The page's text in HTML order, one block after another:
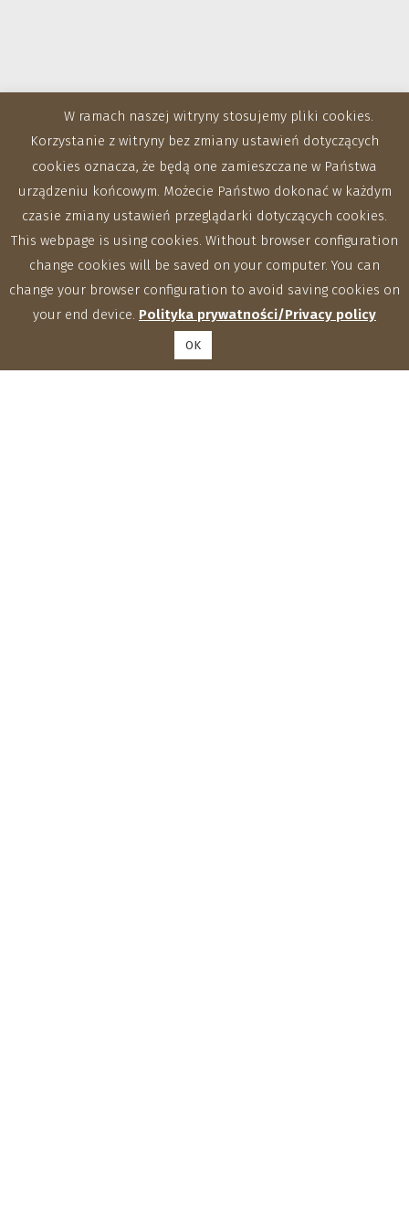
W ramach naszej witryny stosujemy pliki cookies.
Korzystanie z witryny bez zmiany ustawień dotyczących
cookies oznacza, że będą one zamieszczane w Państwa
urządzeniu końcowym. Możecie Państwo dokonać w każdym
czasie zmiany ustawień przeglądarki dotyczących cookies.
This webpage is using cookies. Without browser configuration
change cookies will be saved on your computer. You can
change your browser configuration to avoid saving cookies on
your end device. Polityka prywatności/Privacy policy
OK